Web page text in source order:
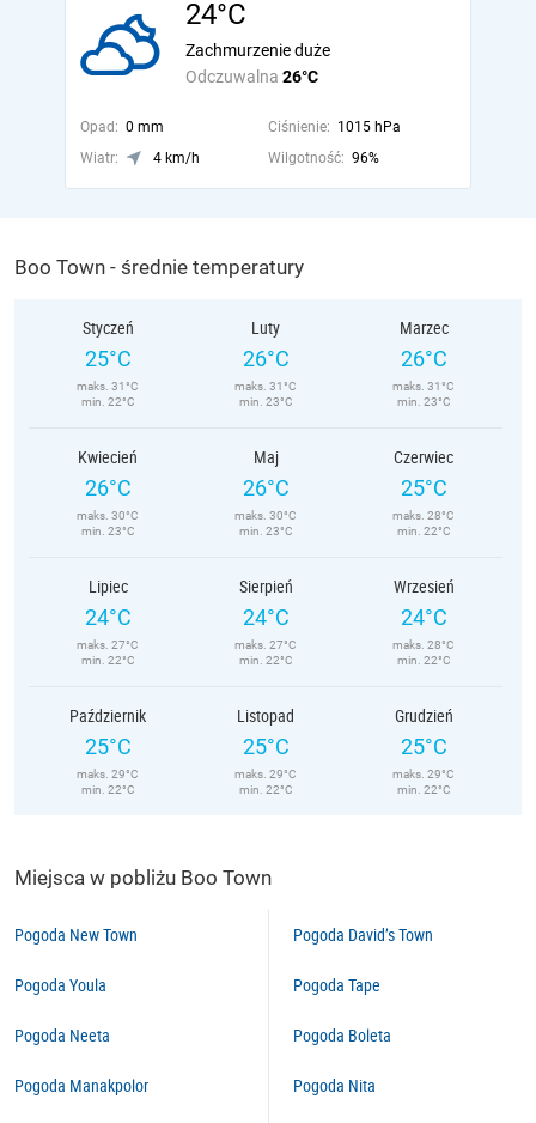
24°C
Odczuwalna 26°C
Zachmurzenie duże
Opad: 0 mm Ciśnienie: 1015 hPa
Wiatr:
4 km/h Wilgotność: 96%
Boo Town - średnie temperatury
Styczeń
25°C
maks. 31°C
min. 22°C
Luty
26°C
maks. 31°C
min. 23°C
Marzec
26°C
maks. 31°C
min. 23°C
Kwiecień
26°C
maks. 30°C
min. 23°C
Maj
26°C
maks. 30°C
min. 23°C
Czerwiec
25°C
maks. 28°C
min. 22°C
Lipiec
24°C
maks. 27°C
min. 22°C
Sierpień
24°C
maks. 27°C
min. 22°C
Wrzesień
24°C
maks. 28°C
min. 22°C
Październik
25°C
maks. 29°C
min. 22°C
Listopad
25°C
maks. 29°C
min. 22°C
Grudzień
25°C
maks. 29°C
min. 22°C
Miejsca w pobliżu Boo Town
Pogoda New Town
Pogoda Youla
Pogoda Neeta
Pogoda Manakpolor
Pogoda David’s Town
Pogoda Tape
Pogoda Boleta
Pogoda Nita